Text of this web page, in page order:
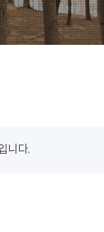
니다.